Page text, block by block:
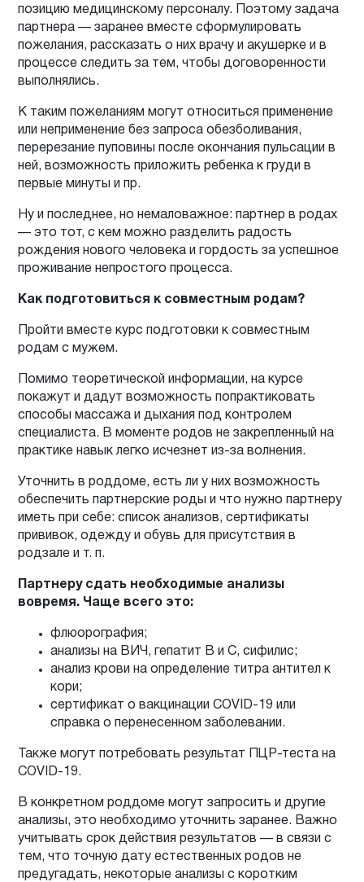
позицию медицинскому персоналу. Поэтому задача
партнера — заранее вместе сформулировать
пожелания, рассказать о них врачу и акушерке и в
процессе следить за тем, чтобы договоренности
выполнялись.
К таким пожеланиям могут относиться применение
или неприменение без запроса обезболивания,
перерезание пуповины после окончания пульсации в
ней, возможность приложить ребенка к груди в
первые минуты и пр.
Ну и последнее, но немаловажное: партнер в родах
— это тот, с кем можно разделить радость
рождения нового человека и гордость за успешное
проживание непростого процесса.
Как подготовиться к совместным родам?
Пройти вместе курс подготовки к совместным
родам с мужем.
Помимо теоретической информации, на курсе
покажут и дадут возможность попрактиковать
способы массажа и дыхания под контролем
специалиста. В моменте родов не закрепленный на
практике навык легко исчезнет из-за волнения.
Уточнить в роддоме, есть ли у них возможность
обеспечить партнерские роды и что нужно партнеру
иметь при себе: список анализов, сертификаты
прививок, одежду и обувь для присутствия в
родзале и т. п.
Партнеру сдать необходимые анализы
вовремя. Чаще всего это:
флюорография;
анализы на ВИЧ, гепатит В и С, сифилис;
анализ крови на определение титра антител к
кори;
сертификат о вакцинации COVID-19 или
справка о перенесенном заболевании.
Также могут потребовать результат ПЦР-теста на
COVID-19.
В конкретном роддоме могут запросить и другие
анализы, это необходимо уточнить заранее. Важно
учитывать срок действия результатов — в связи с
тем, что точную дату естественных родов не
предугадать, некоторые анализы с коротким